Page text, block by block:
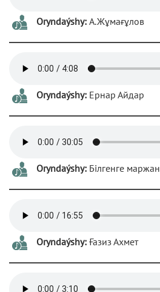
Oryndaýshy: А.Жұмағұлов
Oryndaýshy: Ернар Айдар
Oryndaýshy: Білгенге маржан
Oryndaýshy: Ғазиз Ахмет